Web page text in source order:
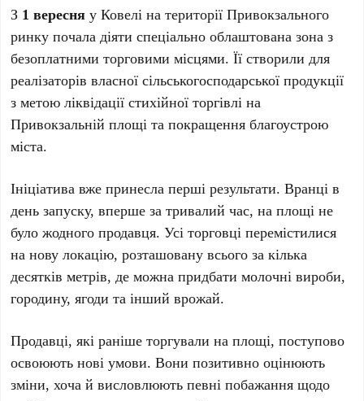
З 1 вересня у Ковелі на території Привокзального
ринку почала діяти спеціально облаштована зона з
безоплатними торговими місцями. Її створили для
реалізаторів власної сільськогосподарської продукції
з метою ліквідації стихійної торгівлі на
Привокзальній площі та покращення благоустрою
міста.
Ініціатива вже принесла перші результати. Вранці в
день запуску, вперше за тривалий час, на площі не
було жодного продавця. Усі торговці перемістилися
на нову локацію, розташовану всього за кілька
десятків метрів, де можна придбати молочні вироби,
городину, ягоди та інший врожай.
Продавці, які раніше торгували на площі, поступово
освоюють нові умови. Вони позитивно оцінюють
зміни, хоча й висловлюють певні побажання щодо